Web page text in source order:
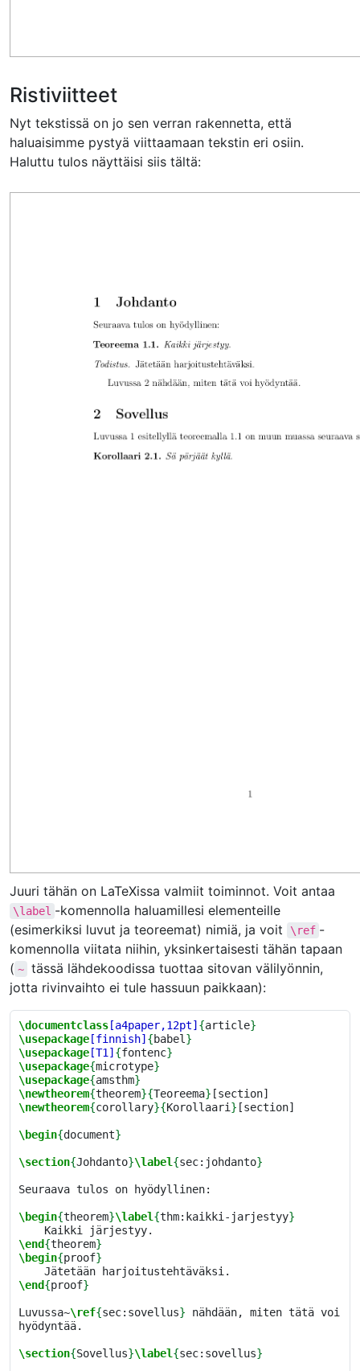
Ristiviitteet
Nyt tekstissä on jo sen verran rakennetta, että
haluaisimme pystyä viittaamaan tekstin eri osiin.
Haluttu tulos näyttäisi siis tältä:
Juuri tähän on LaTeXissa valmiit toiminnot. Voit antaa
\label -komennolla haluamillesi elementeille
(esimerkiksi luvut ja teoreemat) nimiä, ja voit
\ref -
komennolla viitata niihin, yksinkertaisesti tähän tapaan
( ~ tässä lähdekoodissa tuottaa sitovan välilyönnin,
jotta rivinvaihto ei tule hassuun paikkaan):
\documentclass[a4paper,12pt]{article}
\usepackage[finnish]{babel }
\usepackage[T1]{fontenc}
\usepackage{microtype}
\usepackage{amsthm}
\newtheorem{theorem}{Teoreema}
\newtheorem{corollary}{Korollaari } [section]
\begin{document}
\section{Johdanto}\label{sec:johdanto}
Seuraava tulos on hyödyllinen:
\begin{theorem}\label{thm:kaikki-jarjestyy}
\end{theorem}
\begin{proof}
\end{proof}
Luvussa~\ref{sec:sovellus} nähdään, miten tätä voi
hyödyntää.
\section{Sovellus}\label{sec:sovellus}